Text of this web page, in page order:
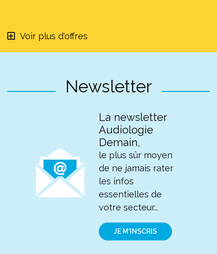
Voir plus d'offres
Newsletter
La newsletter
Audiologie
Demain,
le plus sûr moyen
de ne jamais rater
les infos
essentielles de
votre secteur...
JE M'INSCRIS